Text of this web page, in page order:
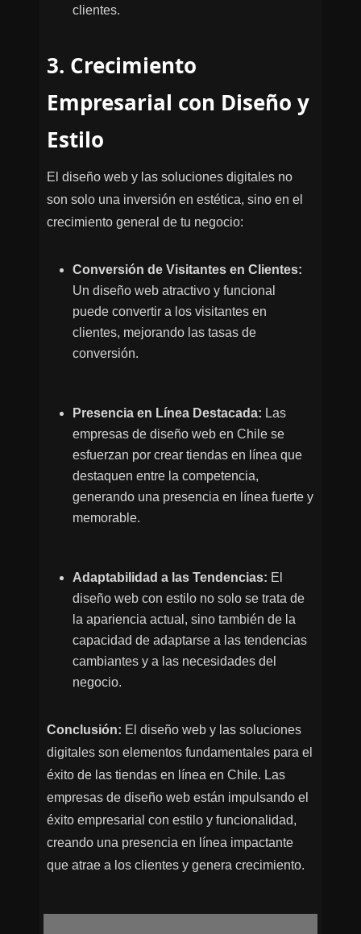
clientes.
3. Crecimiento
Empresarial con Diseño y
Estilo
El diseño web y las soluciones digitales no
son solo una inversión en estética, sino en el
crecimiento general de tu negocio:
Conversión de Visitantes en Clientes:
Un diseño web atractivo y funcional
puede convertir a los visitantes en
clientes, mejorando las tasas de
conversión.
Presencia en Línea Destacada: Las
empresas de diseño web en Chile se
esfuerzan por crear tiendas en línea que
destaquen entre la competencia,
generando una presencia en línea fuerte y
memorable.
Adaptabilidad a las Tendencias: El
diseño web con estilo no solo se trata de
la apariencia actual, sino también de la
capacidad de adaptarse a las tendencias
cambiantes y a las necesidades del
negocio.
Conclusión: El diseño web y las soluciones
digitales son elementos fundamentales para el
éxito de las tiendas en línea en Chile. Las
empresas de diseño web están impulsando el
éxito empresarial con estilo y funcionalidad,
creando una presencia en línea impactante
que atrae a los clientes y genera crecimiento.